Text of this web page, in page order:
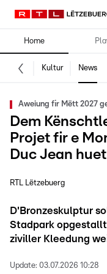
Home
Kultur News
Aweiung fir Mëtt 2027
Dem
Projet fir e
Duc Jean
RTL Lëtzebuerg
D'Bronzeskulptur
Stadpark
ziviller Kleedung
Update: 03.07.2026 10:28